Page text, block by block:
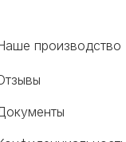
производство